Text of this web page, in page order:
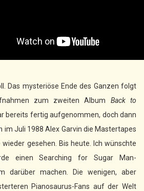
Das mysteriöse Ende des Ganzen folgt
zum zweiten Album Back to
bereits fertig aufgenommen, doch dann
im Juli 1988 Alex Garvin die Mastertapes
gesehen. Bis heute. Ich wünschte
einen Searching for Sugar Man-
darüber machen. Die wenigen, aber
Pianosaurus-Fans auf der Welt